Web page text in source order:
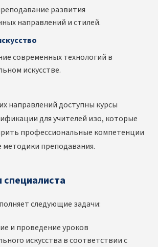
развития
направлений и стилей.
современных технологий в
искусстве.
направлений доступны курсы
для учителей изо, которые
профессиональные компетенции
преподавания.
следующие задачи:
и проведение уроков
искусства в соответствии с